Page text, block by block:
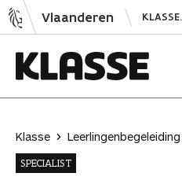
N
a
Vlaanderen
a
s
s
Klasse Leerlingenbegeleiding
SPECIALIST